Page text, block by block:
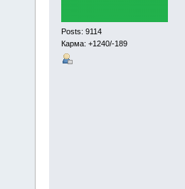
Posts: 9114
Карма: +1240/-189